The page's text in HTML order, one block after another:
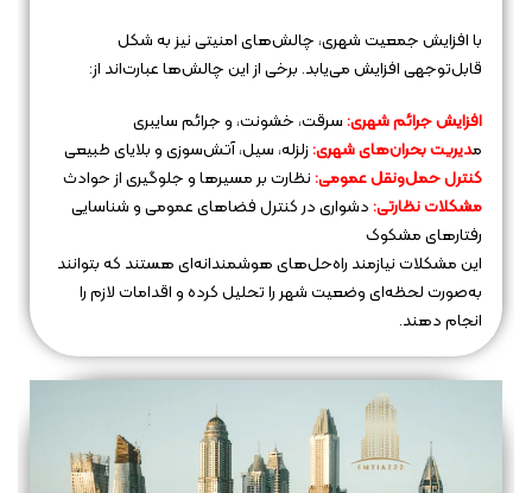
با افزایش جمعیت شهری، چالش‌های امنیتی نیز به شکل
قابل‌توجهی افزایش می‌یابد. برخی از این چالش‌ها عبارت‌اند از:
افزایش جرائم شهری:سرقت، خشونت، و جرائم سایبری
مدیریت بحران‌های شهری:زلزله، سیل، آتش‌سوزی و بلایای طبیعی
کنترل حمل‌ونقل عمومی:نظارت بر مسیرها و جلوگیری از حوادث
مشکلات نظارتی:دشواری در کنترل فضاهای عمومی و شناسایی
رفتارهای مشکوک
این مشکلات نیازمند راه‌حل‌های هوشمندانه‌ای هستند که بتوانند
به‌صورت لحظه‌ای وضعیت شهر را تحلیل کرده و اقدامات لازم را
انجام دهند.